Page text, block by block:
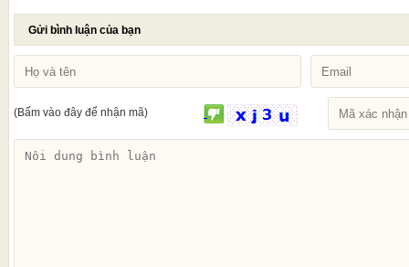
Gửi bình luận của bạn
(Bấm vào đây để nhận mã)